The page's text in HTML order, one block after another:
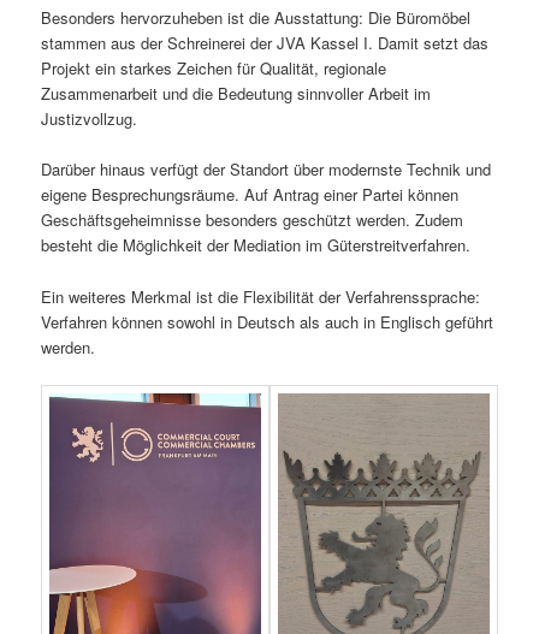
Besonders hervorzuheben ist die Ausstattung: Die Büromöbel
stammen aus der Schreinerei der JVA Kassel I. Damit setzt das
Projekt ein starkes Zeichen für Qualität, regionale
Zusammenarbeit und die Bedeutung sinnvoller Arbeit im
Justizvollzug.
Darüber hinaus verfügt der Standort über modernste Technik und
eigene Besprechungsräume. Auf Antrag einer Partei können
Geschäftsgeheimnisse besonders geschützt werden. Zudem
besteht die Möglichkeit der Mediation im Güterstreitverfahren.
Ein weiteres Merkmal ist die Flexibilität der Verfahrenssprache:
Verfahren können sowohl in Deutsch als auch in Englisch geführt
werden.